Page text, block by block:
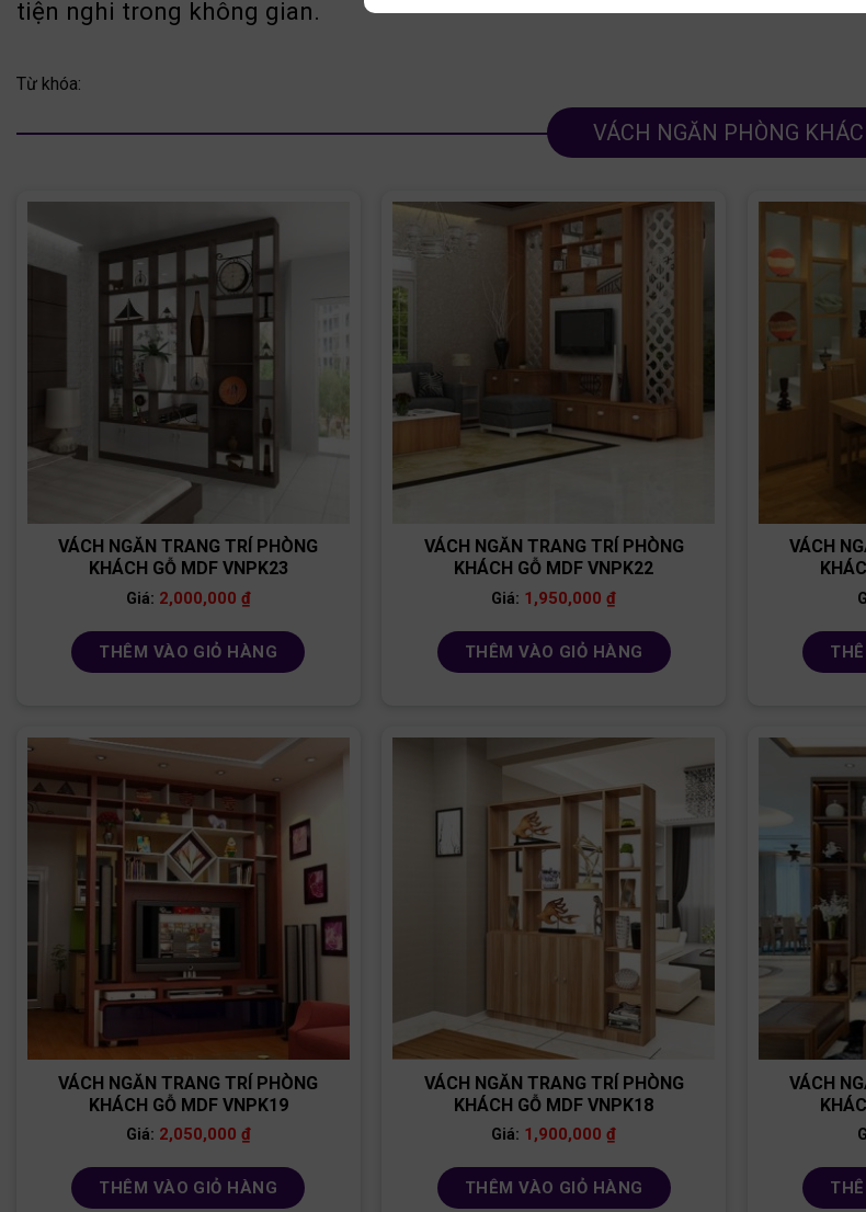
tiện nghi trong không gian.
Từ khóa:
VÁCH NGĂN PHÒNG
VÁCH NGĂN TRANG TRÍ PHÒNG
KHÁCH GỖ MDF VNPK23
Giá: 2,000,000 ₫
THÊM VÀO GIỎ HÀNG
VÁCH NGĂN TRANG TRÍ PHÒNG
KHÁCH GỖ MDF VNPK22
Giá: 1,950,000₫
THÊM VÀO GIỎ HÀNG
VÁCH
VÁCH NGĂN TRANG TRÍ PHÒNG
KHÁCH GỖ MDF VNPK19
Giá: 2,050,000 ₫
THÊM VÀO GIỎ HÀNG
VÁCH NGĂN TRANG TRÍ PHÒNG
KHÁCH GỖ MDF VNPK18
Giá: 1,900,000₫
THÊM VÀO GIỎ HÀNG
VÁCH